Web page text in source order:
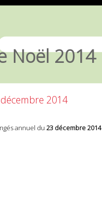
Noël 2014
2014
annuel du 23 décembre 2014